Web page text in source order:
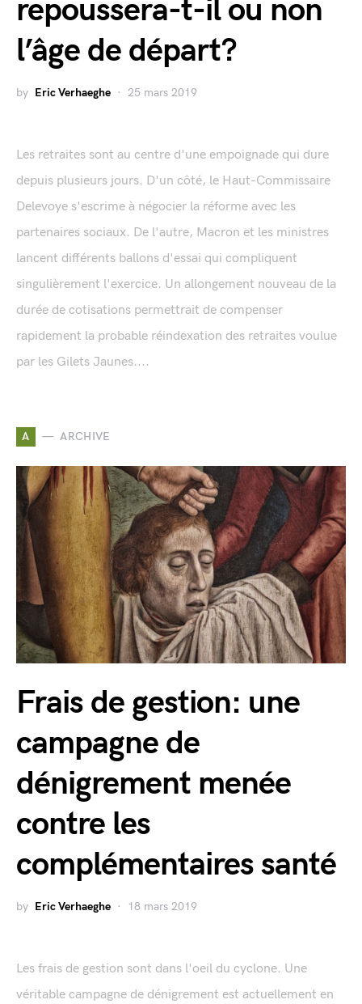
repoussera-t-il ou non
l’âge de départ?
by Eric Verhaeghe 25 mars 2019
Les retraites sont au centre d'une empoignade qui dure
depuis plusieurs jours. D'un côté, le Haut-Commissaire
Delevoye s'escrime à négocier la réforme avec les
partenaires sociaux. De l'autre, Macron et les ministres
lancent différents ballons d'essai qui compliquent
singulièrement l'exercice. Un allongement nouveau de la
durée de cotisations permettrait de compenser
rapidement la probable réindexation des retraites voulue
par les Gilets Jaunes....
A ARCHIVE
Frais de gestion: une
campagne de
dénigrement menée
contre les
complémentaires santé
by Eric Verhaeghe 18 mars 2019
Les frais de gestion sont dans l'oeil du cyclone. Une
véritable campagne de dénigrement est actuellement en